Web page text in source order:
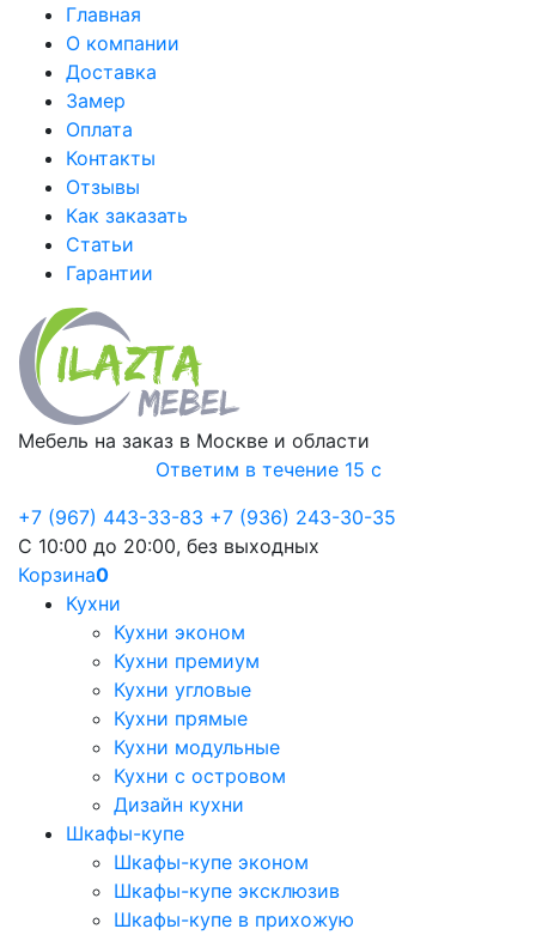
Главная
О компании
Доставка
Замер
Оплата
Контакты
Отзывы
Как заказать
Статьи
Гарантии
Мебель на заказ в Москве и области
Ответим в течение 15 с
+7 (967) 443-33-83 +7 (936) 243-30-35
С 10:00 до 20:00, без выходных
Корзина0
Кухни
Кухни эконом
Кухни премиум
Кухни угловые
Кухни прямые
Кухни модульные
Кухни с островом
Дизайн кухни
Шкафы-купе
Шкафы-купе эконом
Шкафы-купе эксклюзив
Шкафы-купе в прихожую